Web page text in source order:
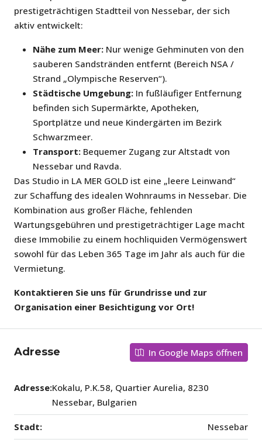
prestigeträchtigen Stadtteil von Nessebar, der sich
aktiv entwickelt:
Nähe zum Meer: Nur wenige Gehminuten von den
sauberen Sandstränden entfernt (Bereich NSA /
Strand „Olympische Reserven“).
Städtische Umgebung: In fußläufiger Entfernung
befinden sich Supermärkte, Apotheken,
Sportplätze und neue Kindergärten im Bezirk
Schwarzmeer.
Transport: Bequemer Zugang zur Altstadt von
Nessebar und Ravda.
Das Studio in LA MER GOLD ist eine „leere Leinwand“
zur Schaffung des idealen Wohnraums in Nessebar. Die
Kombination aus großer Fläche, fehlenden
Wartungsgebühren und prestigeträchtiger Lage macht
diese Immobilie zu einem hochliquiden Vermögenswert
sowohl für das Leben 365 Tage im Jahr als auch für die
Vermietung.
Kontaktieren Sie uns für Grundrisse und zur
Organisation einer Besichtigung vor Ort!
Adresse In Google Maps öffnen
Adresse:Kokalu, P.K.58, Quartier Aurelia, 8230
Nessebar, Bulgarien
Stadt: Nessebar